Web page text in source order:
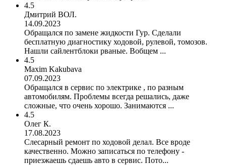
4.5
Дмитрий ВОЛ.
14.09.2023
Обращался по замене жидкости Гур. Сделали
бесплатную диагностику ходовой, рулевой, томозов.
Нашли сайлентблоки рваные. Вобщем ...
4.5
Maxim Kakubava
07.09.2023
Обращался в сервис по электрике , по разным
автомобилям. Проблемы всегда решались, даже
сложные, что очень хорошо. Занимаются ...
4.5
Олег К.
17.08.2023
Слесарный ремонт по ходовой делал. Все вроде
качественно. Можно записаться по телефону -
приезжаешь сдаешь авто в сервис. Пото...